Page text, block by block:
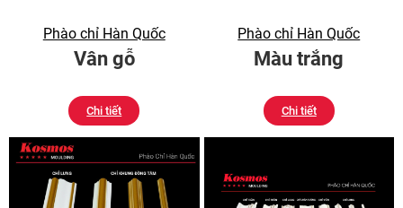
Phào chỉ Hàn Quốc
Vân gỗ
Chi tiết
Phào chỉ Hàn Quốc
Màu trắng
Chi tiết